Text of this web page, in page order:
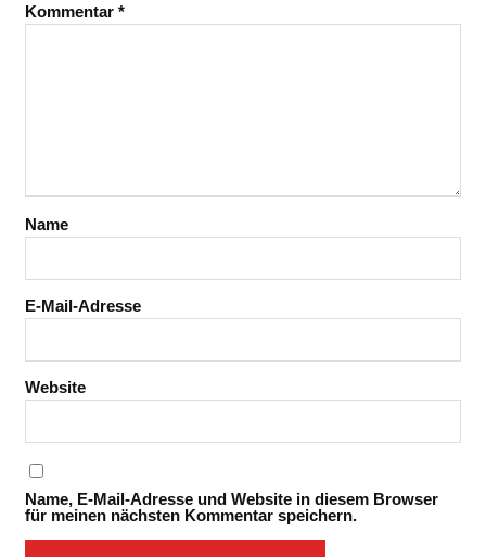
Kommentar *
Name
E-Mail-Adresse
Website
Name, E-Mail-Adresse und Website in diesem Browser
für meinen nächsten Kommentar speichern.